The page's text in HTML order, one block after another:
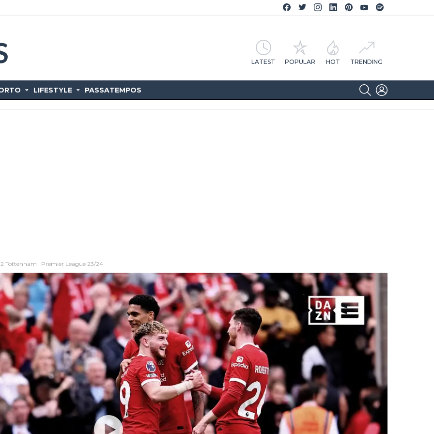
Facebook CA Notícias
Twitter CA Notícias
Instagram CA Notícias
Linkedin CA Notícias
Pinterest CA Notícias
YouTube CA Notícias
LATEST POPULAR HOT TRENDING
LIFESTYLE PASSATEMPOS
SEARCH
Tottenham | Premier League 23/24